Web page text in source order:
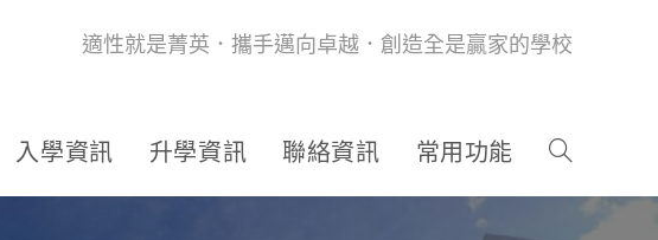
適性就是菁英．攜手邁向卓越．創造全是贏家的學校
入學資訊 升學資訊 聯絡資訊 常用功能